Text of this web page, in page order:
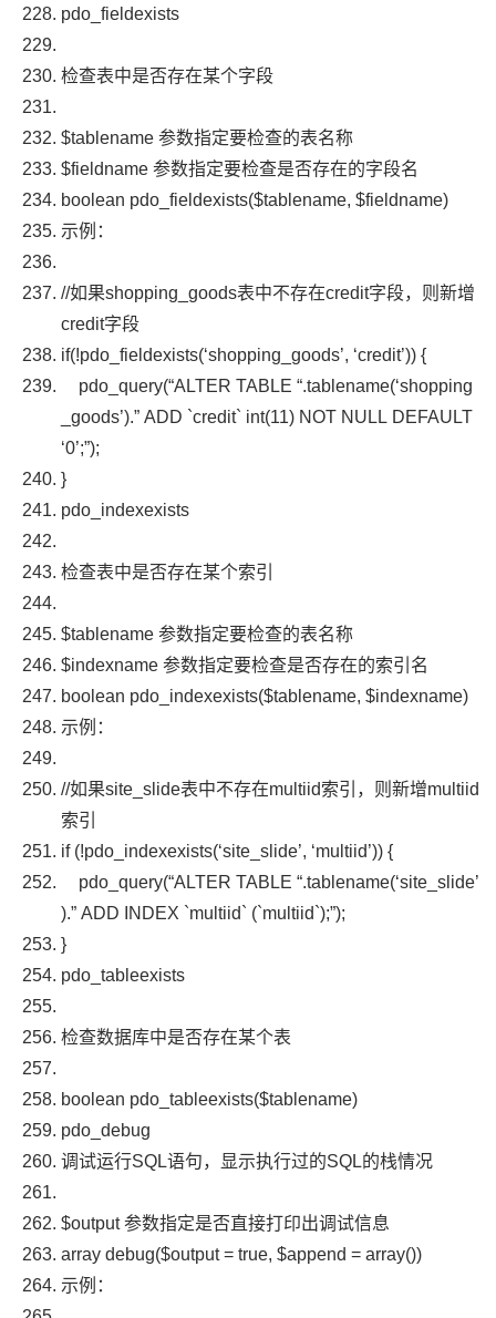
pdo_fieldexists
检查表中是否存在某个字段
$tablename 参数指定要检查的表名称
$fieldname 参数指定要检查是否存在的字段名
boolean pdo_fieldexists($tablename, $fieldname)
示例：
//如果shopping_goods表中不存在credit字段，则新增
credit字段
if(!pdo_fieldexists(‘shopping_goods’, ‘credit’)) {
pdo_query(“ALTER TABLE “.tablename(‘shopping
_goods’).” ADD `credit` int(11) NOT NULL DEFAULT
‘0’;”);
}
pdo_indexexists
检查表中是否存在某个索引
$tablename 参数指定要检查的表名称
$indexname 参数指定要检查是否存在的索引名
boolean pdo_indexexists($tablename, $indexname)
示例：
//如果site_slide表中不存在multiid索引，则新增multiid
索引
if (!pdo_indexexists(‘site_slide’, ‘multiid’)) {
pdo_query(“ALTER TABLE “.tablename(‘site_slide’
).” ADD INDEX `multiid` (`multiid`);”);
}
pdo_tableexists
检查数据库中是否存在某个表
boolean pdo_tableexists($tablename)
pdo_debug
调试运行SQL语句，显示执行过的SQL的栈情况
$output参数指定是否直接打印出调试信息
array debug($output= true, $append = array())
示例：